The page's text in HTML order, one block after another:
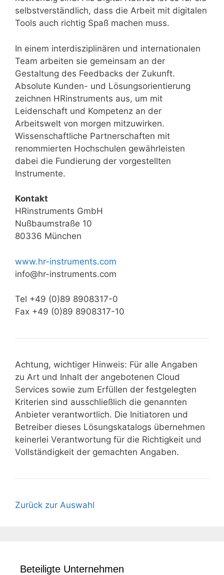
selbstverständlich, dass die Arbeit mit digitalen
Tools auch richtig Spaß machen muss.
In einem interdisziplinären und internationalen
Team arbeiten sie gemeinsam an der
Gestaltung des Feedbacks der Zukunft.
Absolute Kunden- und Lösungsorientierung
zeichnen HRinstruments aus, um mit
Leidenschaft und Kompetenz an der
Arbeitswelt von morgen mitzuwirken.
Wissenschaftliche Partnerschaften mit
renommierten Hochschulen gewährleisten
dabei die Fundierung der vorgestellten
Instrumente.
Kontakt
HRinstruments GmbH
Nußbaumstraße 10
80336 München
www.hr-instruments.com
info@hr-instruments.com
Tel +49 (0)89 8908317-0
Fax +49 (0)89 8908317-10
Achtung, wichtiger Hinweis: Für alle Angaben
zu Art und Inhalt der angebotenen Cloud
Services sowie zum Erfüllen der festgelegten
Kriterien sind ausschließlich die genannten
Anbieter verantwortlich. Die Initiatoren und
Betreiber dieses Lösungskatalogs übernehmen
keinerlei Verantwortung für die Richtigkeit und
Vollständigkeit der gemachten Angaben.
Zurück zur Auswahl
Beteiligte Unternehmen